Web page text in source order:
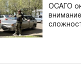
ОСАГО